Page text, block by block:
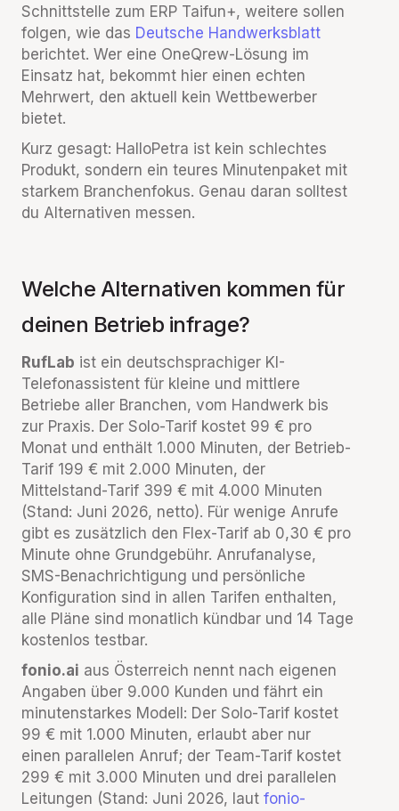
Schnittstelle zum ERP Taifun+, weitere sollen
folgen, wie das Deutsche Handwerksblatt
berichtet. Wer eine OneQrew-Lösung im
Einsatz hat, bekommt hier einen echten
Mehrwert, den aktuell kein Wettbewerber
bietet.
Kurz gesagt: HalloPetra ist kein schlechtes
Produkt, sondern ein teures Minutenpaket mit
starkem Branchenfokus. Genau daran solltest
du Alternativen messen.
Welche Alternativen kommen für
deinen Betrieb infrage?
RufLab ist ein deutschsprachiger KI-
Telefonassistent für kleine und mittlere
Betriebe aller Branchen, vom Handwerk bis
zur Praxis. Der Solo-Tarif kostet 99 € pro
Monat und enthält 1.000 Minuten, der Betrieb-
Tarif 199 € mit 2.000 Minuten, der
Mittelstand-Tarif 399 € mit 4.000 Minuten
(Stand: Juni 2026, netto). Für wenige Anrufe
gibt es zusätzlich den Flex-Tarif ab 0,30 € pro
Minute ohne Grundgebühr. Anrufanalyse,
SMS-Benachrichtigung und persönliche
Konfiguration sind in allen Tarifen enthalten,
alle Pläne sind monatlich kündbar und 14 Tage
kostenlos testbar.
fonio.ai aus Österreich nennt nach eigenen
Angaben über 9.000 Kunden und fährt ein
minutenstarkes Modell: Der Solo-Tarif kostet
99 € mit 1.000 Minuten, erlaubt aber nur
einen parallelen Anruf; der Team-Tarif kostet
299 € mit 3.000 Minuten und drei parallelen
Leitungen (Stand: Juni 2026, laut fonio-